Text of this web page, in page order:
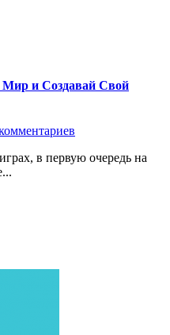
и Создавай Свой
в первую очередь на